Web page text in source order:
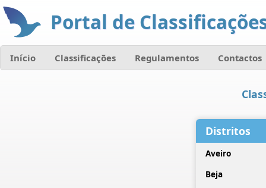
Portal de
Início Classificações Regulamentos Contactos
Distritos
Aveiro
Beja